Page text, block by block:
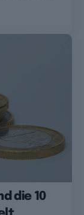
die 10